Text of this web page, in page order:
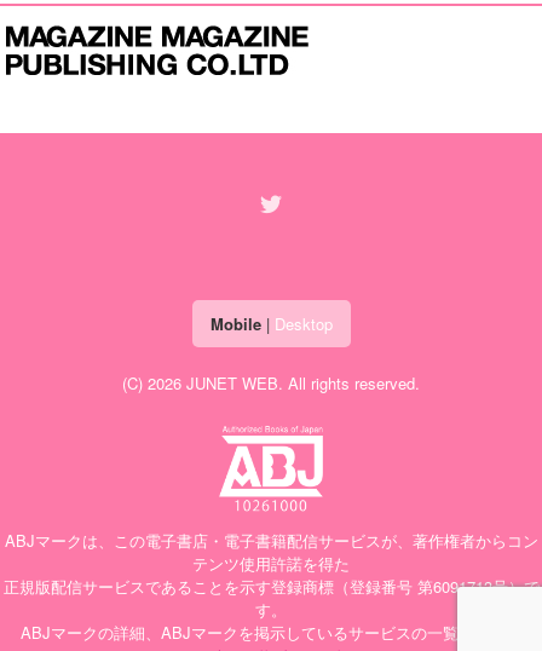
Mobile| Desktop
(C) 2026 JUNET WEB. All rights reserved.
ABJマークは、この電子書店・電子書籍配信サービスが、著作権者からコン
テンツ使用許諾を得た
正規版配信サービスであることを示す登録商標（登録番号 第6091713号）で
す。
ABJマークの詳細、ABJマークを掲示しているサービスの一覧はこちら